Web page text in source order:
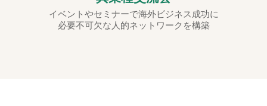
イベントやセミナーで海外ビジネス成功に
必要不可欠な人的ネットワークを構築